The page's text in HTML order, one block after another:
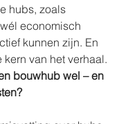
hubs, zoals
economisch
kunnen zijn. En
van het verhaal.
bouwhub wel – en